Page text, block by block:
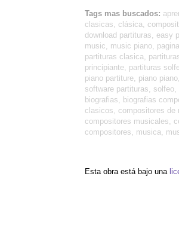
Tags mas buscados:
clasicas, clásica,
download partituras, easy
music, music piano,
partituras clasica,
principiante, partituras
piano partiture, piano
software partituras,
biografias, biografias
clasicos, compositores de
compositores musicales,
compositores, musica,
Esta obra está bajo una